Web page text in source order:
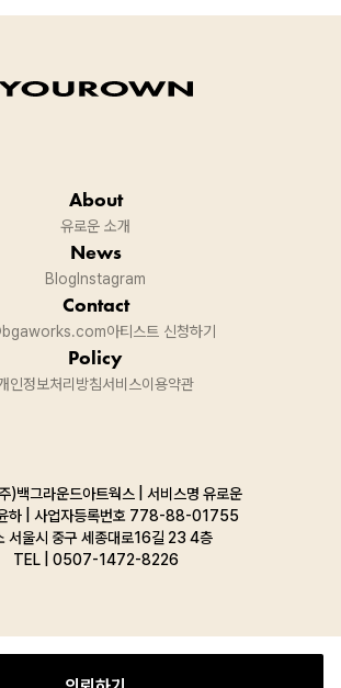
)백그라운드아트웍스 | 서비스명 유로운
하 | 사업자등록번호 778-88-01755
서울시 중구 세종대로16길 23 4층
TEL | 0507-1472-8226
About
유로운 소개
News
Blog Instagram
Contact
아티스트 신청하기
Policy
인정보처리방침서비스이용약관